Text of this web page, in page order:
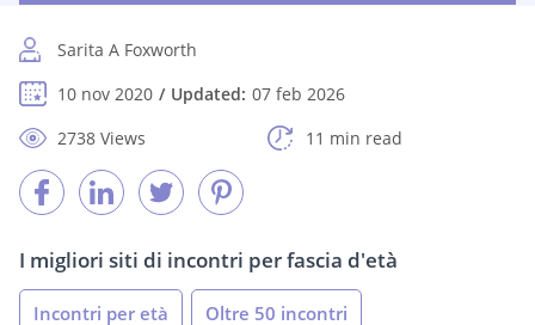
Sarita A Foxworth
10 nov 2020
Updated: 07 feb 2026
2738 Views
11 min read
I migliori siti di incontri per fascia d'età
Incontri per età Oltre 50 incontri